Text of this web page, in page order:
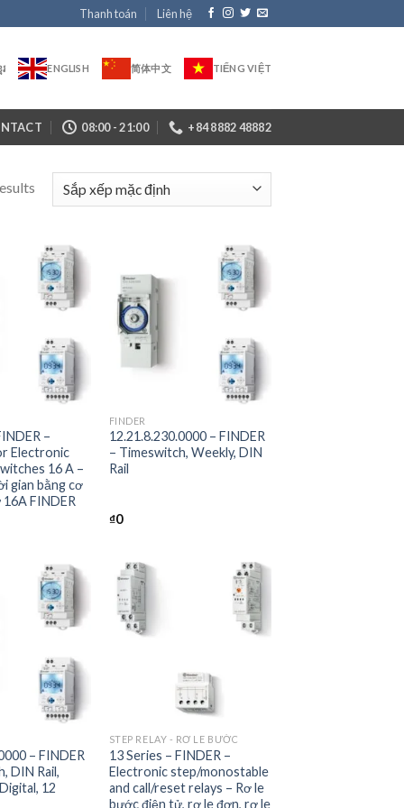
Thanh toán Liên hệ
ENGLISH 简体中文 TIẾNG VIỆT
08:00 - 21:00 +84 8882 48882
–
Electronic
16 A –
gian bằng cơ
FINDER
FINDER
12.21.8.230.0000 – FINDER
– Timeswitch, Weekly, DIN
Rail
₫0
– FINDER
DIN Rail,
12
STEP RELAY - RƠ LE BƯỚC
13 Series – FINDER –
Electronic step/monostable
and call/reset relays – Rơ le
bước điện tử, rơ le đơn, rơ le